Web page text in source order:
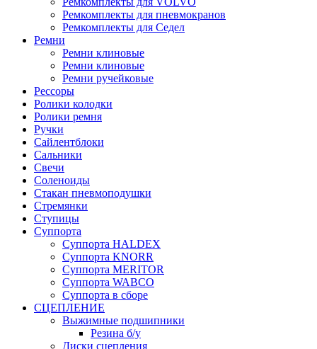
Ремкомплекты для пневмокранов
Ремкомплекты для Седел
Ремни
Ремни клиновые
Ремни клиновые
Ремни ручейковые
Рессоры
Ролики колодки
Ролики ремня
Ручки
Сайлентблоки
Сальники
Свечи
Соленоиды
Стакан пневмоподушки
Стремянки
Ступицы
Суппорта
Суппорта HALDEX
Суппорта KNORR
Суппорта MERITOR
Суппорта WABCO
Суппорта в сборе
СЦЕПЛЕНИЕ
Выжимные подшипники
Резина б/у
Диски сцепления